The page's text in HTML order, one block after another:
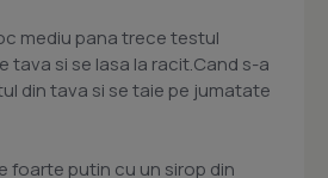
mediu pana trece testul
tava si se lasa la racit.Cand s-a
din tava si se taie pe jumatate
foarte putin cu un sirop din